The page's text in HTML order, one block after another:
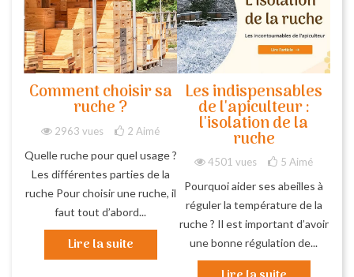
Comment choisir sa
ruche ?
2963 vues 2 Aimé
Quelle ruche pour quel usage ?
Les différentes parties de la
ruche Pour choisir une ruche, il
faut tout d’abord...
Lire la suite
Les indispensables
de l'apiculteur :
l'isolation de la
ruche
4501 vues 5 Aimé
Pourquoi aider ses abeilles à
réguler la température de la
ruche ? Il est important d’avoir
une bonne régulation de...